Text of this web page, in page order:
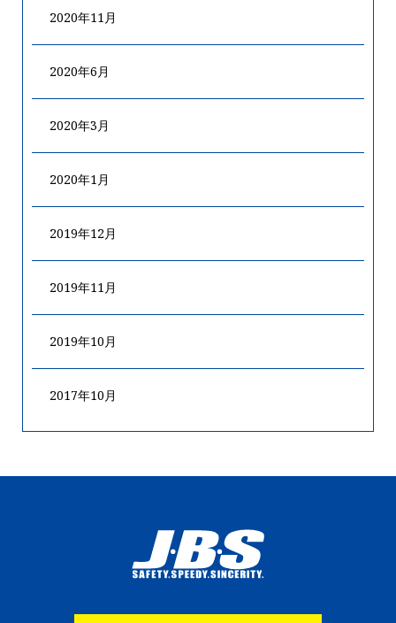
2020年11月
2020年6月
2020年3月
2020年1月
2019年12月
2019年11月
2019年10月
2017年10月